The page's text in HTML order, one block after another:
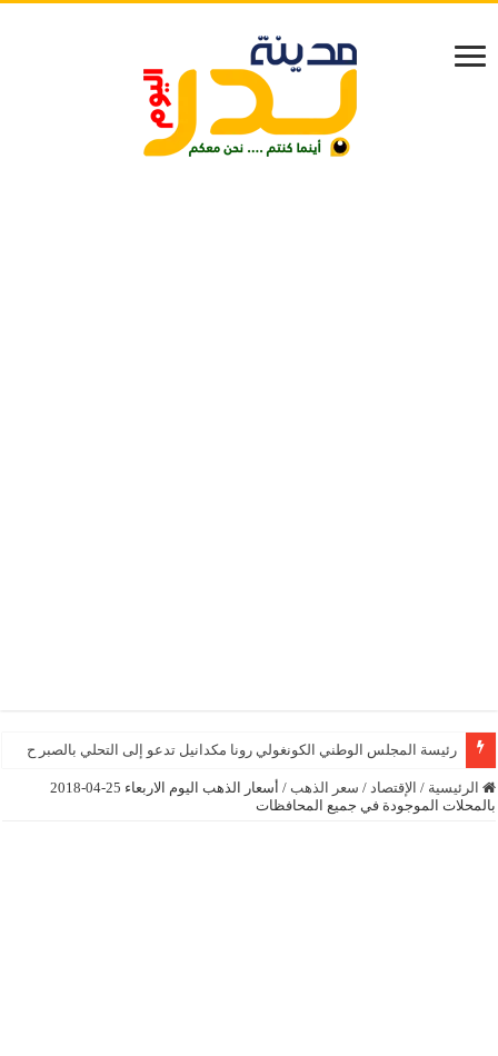
رئيسة المجلس الوطني الكونغولي رونا مكدانيل تدعو إلى التحلي بالصبر حتى يمكن
الرئيسية / الإقتصاد / سعر الذهب /
أسعار الذهب اليوم الاربعاء 25-04-2018
بالمحلات الموجودة في جميع المحافظات